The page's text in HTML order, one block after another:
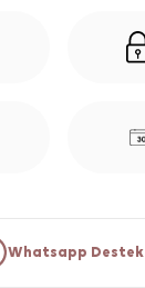
Whatsapp Destek